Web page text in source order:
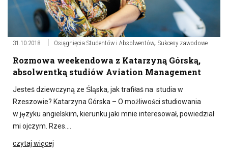
31.10.2018 Osiągnięcia Studentów i Absolwentów, Sukcesy zawodowe
Rozmowa weekendowa z Katarzyną Górską,
absolwentką studiów Aviation Management
Jesteś dziewczyną ze Śląska, jak trafiłaś na studia w
Rzeszowie? Katarzyna Górska – O możliwości studiowania
w języku angielskim, kierunku jaki mnie interesował, powiedział
mi ojczym. Rzes….
czytaj więcej